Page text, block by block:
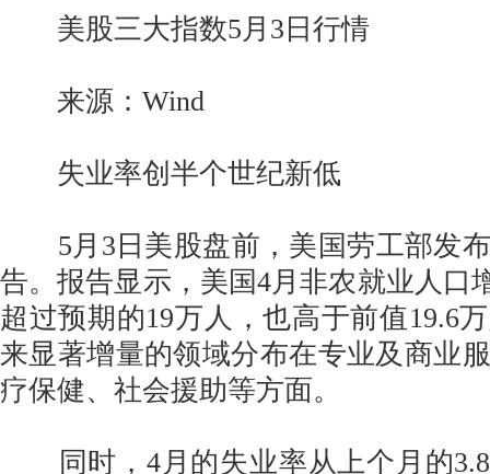
美股三大指数5月3日行情
来源：Wind
失业率创半个世纪新低
5月3日美股盘前，美国劳工部发布
告。报告显示，美国4月非农就业人口
超过预期的19万人，也高于前值19.6
来显著增量的领域分布在专业及商业
疗保健、社会援助等方面。
同时，4月的失业率从上个月的